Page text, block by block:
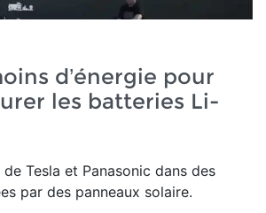
d’énergie pour
les batteries Li-
de Tesla et Panasonic dans des
par des panneaux solaire.